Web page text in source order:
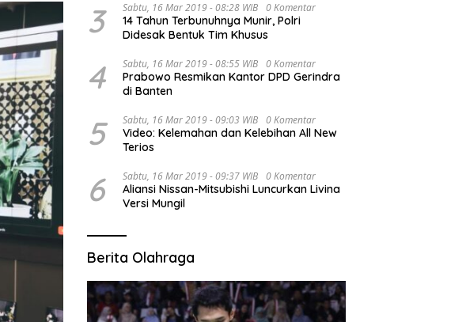
3 Sabtu, 16 Mar 2019 - 08:28 WIB 0 Komentar
14 Tahun Terbunuhnya Munir, Polri
Didesak Bentuk Tim Khusus
4 Sabtu, 16 Mar 2019 - 08:55 WIB 0 Komentar
Prabowo Resmikan Kantor DPD Gerindra
di Banten
5 Sabtu, 16 Mar 2019 - 09:03 WIB 0 Komentar
Video: Kelemahan dan Kelebihan All New
Terios
6 Sabtu, 16 Mar 2019 - 09:37 WIB 0 Komentar
Aliansi Nissan-Mitsubishi Luncurkan Livina
Versi Mungil
Berita Olahraga